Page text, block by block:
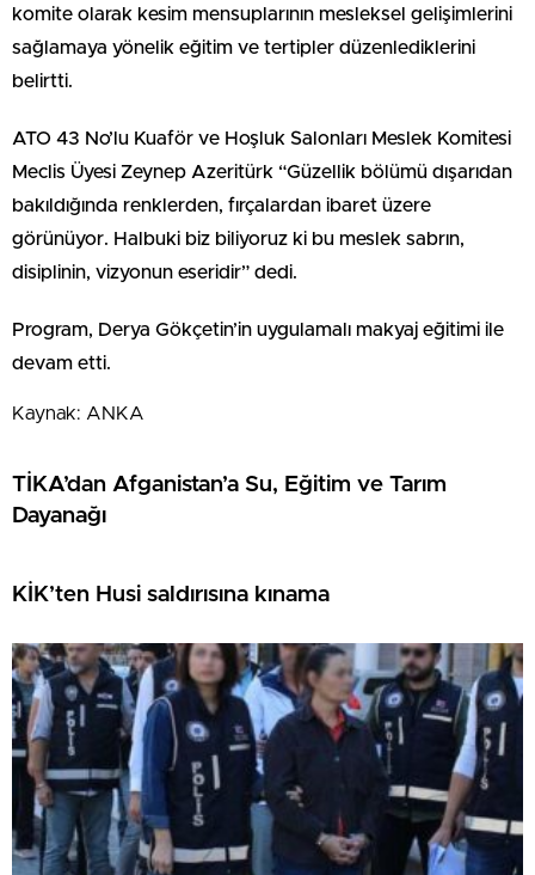
komite olarak kesim mensuplarının mesleksel gelişimlerini
sağlamaya yönelik eğitim ve tertipler düzenlediklerini
belirtti.
ATO 43 No’lu Kuaför ve Hoşluk Salonları Meslek Komitesi
Meclis Üyesi Zeynep Azeritürk “Güzellik bölümü dışarıdan
bakıldığında renklerden, fırçalardan ibaret üzere
görünüyor. Halbuki biz biliyoruz ki bu meslek sabrın,
disiplinin, vizyonun eseridir” dedi.
Program, Derya Gökçetin’in uygulamalı makyaj eğitimi ile
devam etti.
Kaynak: ANKA
TİKA’dan Afganistan’a Su, Eğitim ve Tarım
Dayanağı
KİK’ten Husi saldırısına kınama